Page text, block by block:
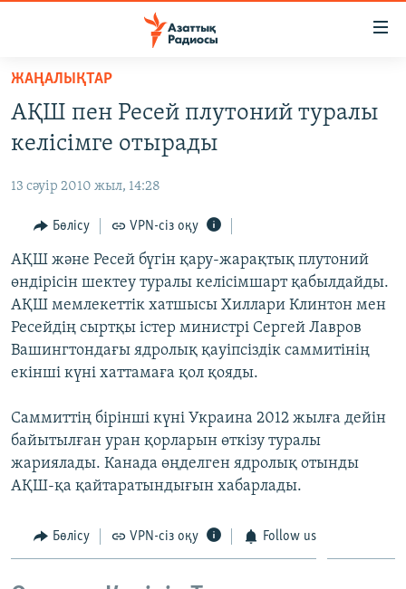
Skip
main
content
to
Navigation
Skip
to
Search
САЯСАТ
ҚАҢТАР ОҚИҒАСЫ
АДАМ ҚҰҚЫҚТАРЫ
ӘЛЕУМЕТ
ӘЛЕМ
АРНАЙЫ ЖОБАЛАР
Русский
ЖАЗЫЛЫҢЫЗ
ЖАҢАЛЫҚТАР
АҚШ пен Ресей плутоний туралы
келісімге отырады
13 сәуір 2010 жыл, 14:28
Бөлісу VPN-сіз оқу
АҚШ және Ресей бүгін қару-жарақтық плутоний
өндірісін шектеу туралы келісімшарт қабылдайды.
АҚШ мемлекеттік хатшысы Хиллари Клинтон мен
Ресейдің сыртқы істер министрі Сергей Лавров
Вашингтондағы ядролық қауіпсіздік саммитінің
екінші күні хаттамаға қол қояды.
Саммиттің бірінші күні Украина 2012 жылға дейін
байытылған уран қорларын өткізу туралы
жариялады. Канада өңделген ядролық отынды
АҚШ-қа қайтаратындығын хабарлады.
Бөлісу VPN-сіз оқу Follow us